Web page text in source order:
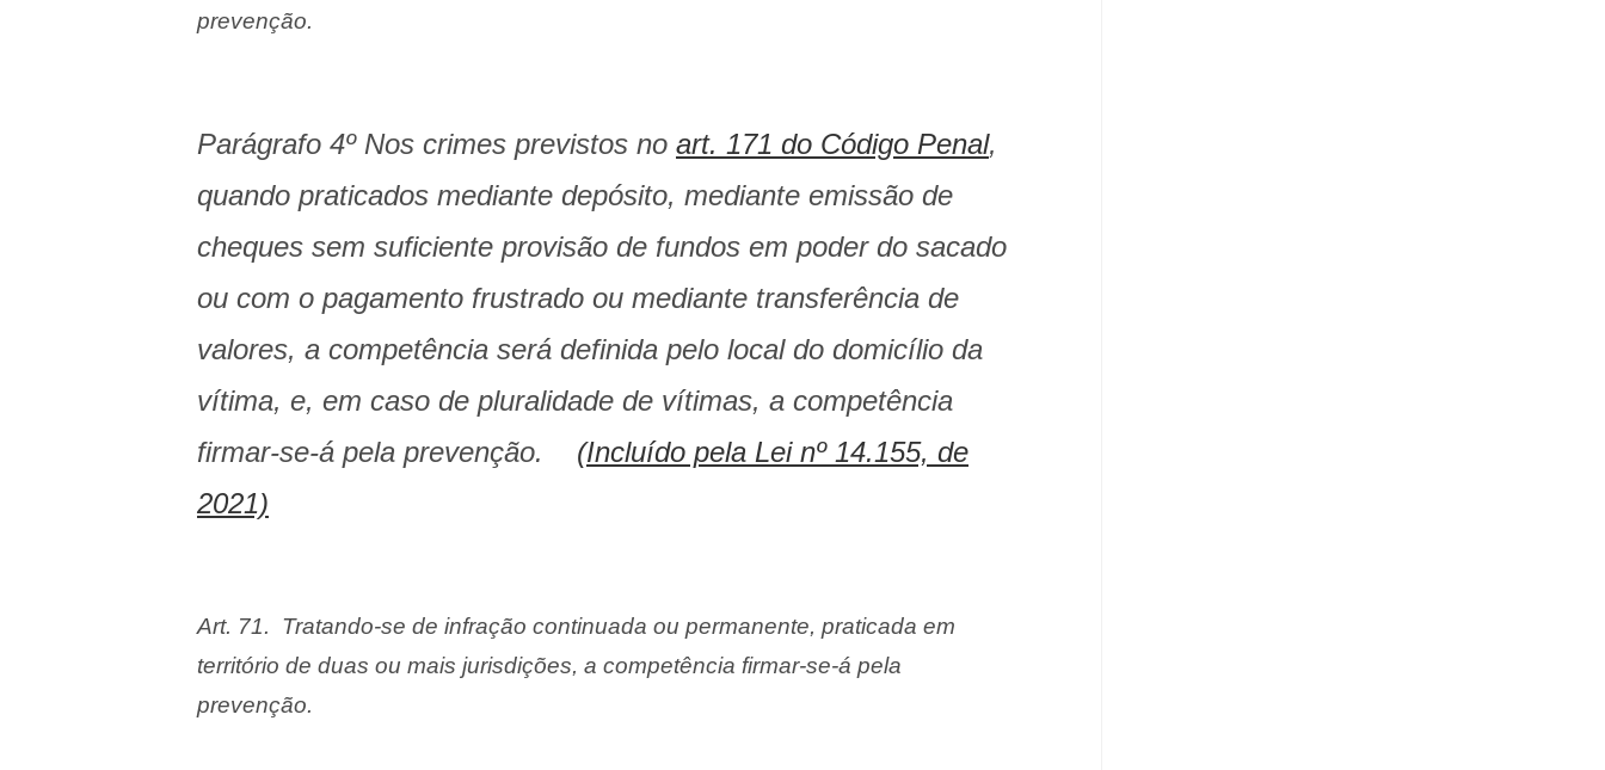
prevenção.
Parágrafo 4º Nos crimes previstos no art. 171 do Código Penal,
quando praticados mediante depósito, mediante emissão de
cheques sem suficiente provisão de fundos em poder do sacado
ou com o pagamento frustrado ou mediante transferência de
valores, a competência será definida pelo local do domicílio da
vítima, e, em caso de pluralidade de vítimas, a competência
firmar-se-á pela prevenção. (Incluído pela Lei nº 14.155, de
2021)
Art. 71. Tratando-se de infração continuada ou permanente, praticada em
território de duas ou mais jurisdições, a competência firmar-se-á pela
prevenção.